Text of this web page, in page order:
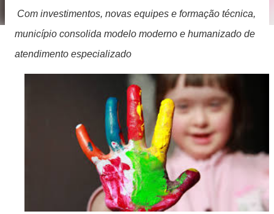
Com investimentos, novas equipes e formação técnica,
município consolida modelo moderno e humanizado de
atendimento especializado